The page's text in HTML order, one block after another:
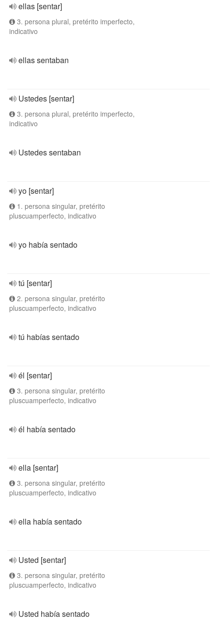
ellas [sentar]
3. persona plural, pretérito imperfecto,
indicativo
ellas sentaban
Ustedes [sentar]
3. persona plural, pretérito imperfecto,
indicativo
Ustedes sentaban
yo [sentar]
1. persona singular, pretérito
pluscuamperfecto, indicativo
yo había sentado
tú [sentar]
2. persona singular, pretérito
pluscuamperfecto, indicativo
tú habías sentado
él [sentar]
3. persona singular, pretérito
pluscuamperfecto, indicativo
él había sentado
ella [sentar]
3. persona singular, pretérito
pluscuamperfecto, indicativo
ella había sentado
Usted [sentar]
3. persona singular, pretérito
pluscuamperfecto, indicativo
Usted había sentado